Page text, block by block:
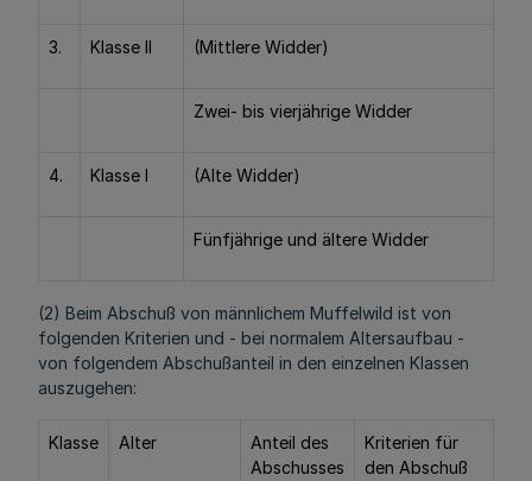
3. Klasse II (Mittlere Widder)
Zwei- bis vierjährige Widder
4. Klasse I (Alte Widder)
Fünfjährige und ältere Widder
(2) Beim Abschuß von männlichem Muffelwild ist von
folgenden Kriterien und - bei normalem Altersaufbau -
von folgendem Abschußanteil in den einzelnen Klassen
auszugehen:
Klasse Alter
Anteil des
Abschusses
Kriterien für
den Abschuß